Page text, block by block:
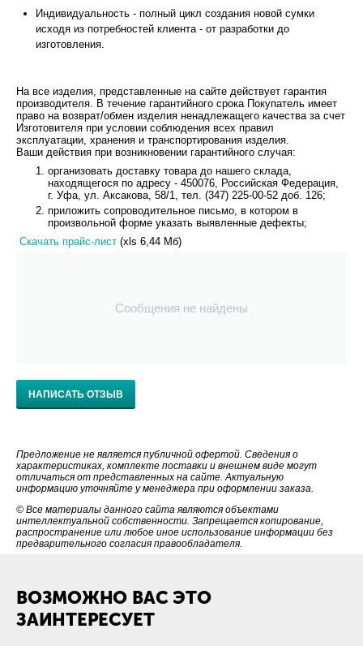
Индивидуальность - полный цикл создания новой сумки
исходя из потребностей клиента - от разработки до
изготовления.
На все изделия, представленные на сайте действует гарантия
производителя. В течение гарантийного срока Покупатель имеет
право на возврат/обмен изделия ненадлежащего качества за счет
Изготовителя при условии соблюдения всех правил
эксплуатации, хранения и транспортирования изделия.
Ваши действия при возникновении гарантийного случая:
организовать доставку товара до нашего склада,
находящегося по адресу - 450076, Российская Федерация,
г. Уфа, ул. Аксакова, 58/1, тел. (347) 225-00-52 доб. 126;
приложить сопроводительное письмо, в котором в
произвольной форме указать выявленные дефекты;
Скачать прайс-лист (xls 6,44 Мб)
Сообщения не найдены
НАПИСАТЬ ОТЗЫВ
Предложение не является публичной офертой. Сведения о
характеристиках, комплекте поставки и внешнем виде могут
отличаться от представленных на сайте. Актуальную
информацию уточняйте у менеджера при оформлении заказа.
© Все материалы данного сайта являются объектами
интеллектуальной собственности. Запрещается копирование,
распространение или любое иное использование информации без
предварительного согласия правообладателя.
ВОЗМОЖНО ВАС ЭТО
ЗАИНТЕРЕСУЕТ